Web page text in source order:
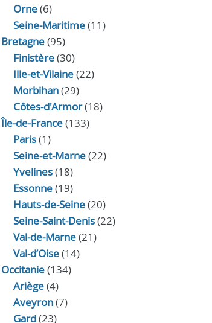
Orne(6)
Seine-Maritime(11)
Bretagne(95)
Finistère(30)
Ille-et-Vilaine(22)
Morbihan(29)
Côtes-d'Armor(18)
Île-de-France(133)
Paris(1)
Seine-et-Marne(22)
Yvelines(18)
Essonne(19)
Hauts-de-Seine(20)
Seine-Saint-Denis(22)
Val-de-Marne(21)
Val-d’Oise(14)
Occitanie(134)
Ariège(4)
Aveyron(7)
Gard(23)